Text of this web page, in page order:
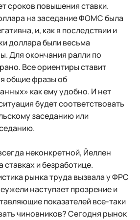
сроков повышения ставки.
на заседание ФОМС была
и, как в последствии и
доллара были весьма
Для окончания ралли по
Все ориентиры ставит
общие фразы об
как ему удобно. И нет
будет соответствовать
заседанию или
неконкретной, Йеллен
и безработице.
рынка труда вызвала у ФРС
наступает прозрение и
показателей все-таки
чиновников? Сегодня рынок